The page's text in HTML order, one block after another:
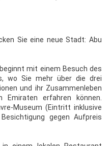
Sie eine neue Stadt: Abu
mit einem Besuch des
wo Sie mehr über die drei
und ihr Zusammenleben
Emiraten erfahren können.
Museum (Eintritt inklusive
gegen Aufpreis